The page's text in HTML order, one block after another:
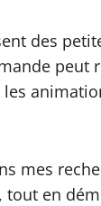
des
mes
en